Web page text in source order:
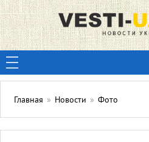
Главная » Новости » Фото